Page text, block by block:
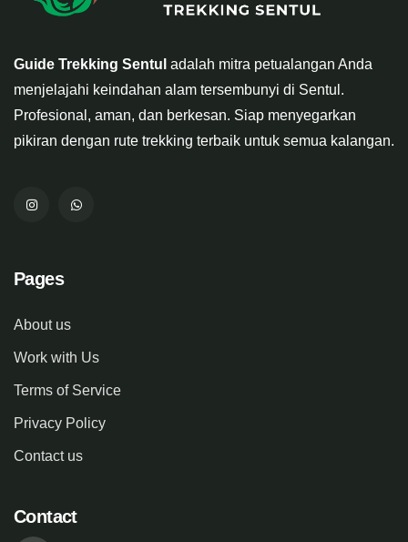
Guide Trekking Sentul adalah mitra petualangan Anda
menjelajahi keindahan alam tersembunyi di Sentul.
Profesional, aman, dan berkesan. Siap menyegarkan
pikiran dengan rute trekking terbaik untuk semua kalangan.
Pages
About us
Work with Us
Terms of Service
Privacy Policy
Contact us
Contact